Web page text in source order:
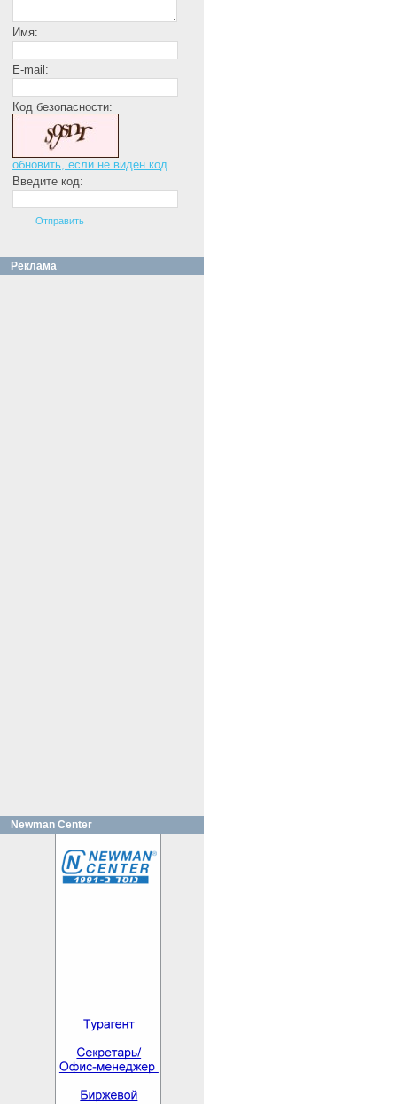
Имя:
E-mail:
Код безопасности:
обновить, если не виден код
Введите код:
Реклама
Newman Center